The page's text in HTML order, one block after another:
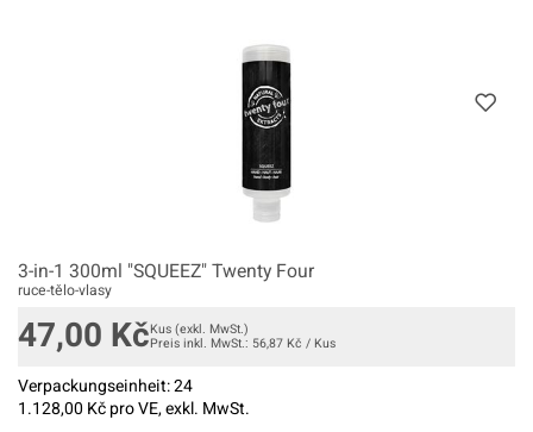
3-in-1 300ml "SQUEEZ" Twenty Four
ruce-tělo-vlasy
47,00 KčKus (exkl. MwSt.)
Preis inkl. MwSt.: 56,87 Kč / Kus
Verpackungseinheit:24
1.128,00 Kč pro VE, exkl. MwSt.